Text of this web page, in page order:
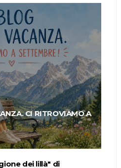
CI RITROVIAMO A
dei lillà" di